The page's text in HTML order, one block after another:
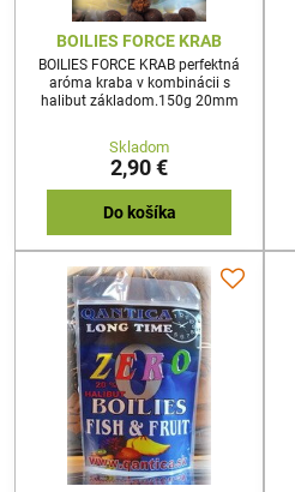
BOILIES FORCE KRAB
BOILIES FORCE KRAB perfektná
aróma kraba v kombinácii s
halibut základom.150g 20mm
Skladom
2,90 €
Do košíka